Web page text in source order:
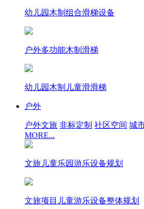
幼儿园木制组合滑梯设备
户外多功能木制滑梯
幼儿园木制儿童滑滑梯
户外
户外文旅 非标定制 社区空间 城
MORE...
文旅儿童乐园游乐设备规划
文旅项目儿童游乐设备整体规划